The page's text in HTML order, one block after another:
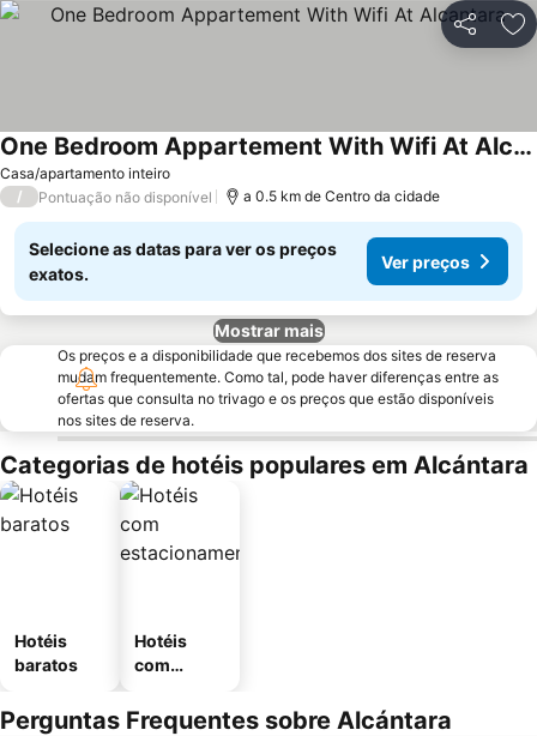
Partilhar
Casa/apartamento inteiro
One Bedroom Appartement With Wifi At Alcantara
/ Pontuação não disponível a 0.5 km de Centro da cidade
Selecione as datas para ver os preços
exatos.
Ver preços
Mostrar mais
Os preços e a disponibilidade que recebemos dos sites de reserva
mudam frequentemente. Como tal, pode haver diferenças entre as
ofertas que consulta no trivago e os preços que estão disponíveis
nos sites de reserva.
Categorias de hotéis populares em Alcántara
Hotéis
baratos
Hotéis
com
mento
Perguntas Frequentes sobre Alcántara